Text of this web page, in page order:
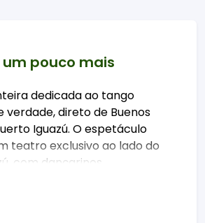
pouco mais
dedicada ao tango
verdade, direto de Buenos
Iguazú. O espetáculo
teatro exclusivo ao lado do
com dançarinos
cantores e orquestra ao